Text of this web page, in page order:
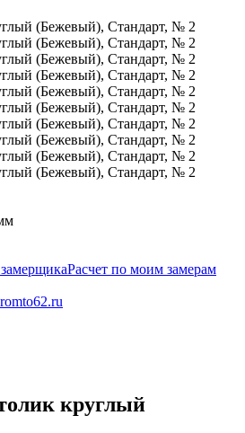
Расчет по моим замерам
круглый